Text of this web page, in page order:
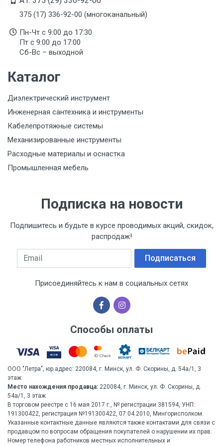
в сопроводительной документации к товару и
предоставляются по запросу покупателя
375 (17) 336-92-00 (многоканальный)
Пн-Чт с 9:00 до 17:30
Пт с 9:00 до 17:00
Сб-Вс – выходной
Каталог
Диэлектрический инструмент
Инженерная сантехника и инструменты
Кабелепротяжные системы
Механизированные инструменты
Расходные материалы и оснастка
Промышленная мебель
Подписка на новости
Подпишитесь и будьте в курсе проводимых акций, скидок,
распродаж!
Email Подписаться
Присоединяйтесь к нам в социальных сетях
Способы оплаты
ООО "Летра", юр.адрес: 220084, г. Минск, ул. Ф. Скорины, д. 54а/1, 3
этаж
Место нахождения продавца: 220084, г. Минск, ул. Ф. Скорины, д.
54а/1, 3 этаж
В торговом реестре с 16 мая 2017 г., № регистрации 381594, УНП:
191300422, регистрация №191300422, 07.04.2010, Мингорисполком.
Указанные контактные данные являются также контактами для связи с
продавцом по вопросам обращения покупателей о нарушении их прав.
Номер телефона работников местных исполнительных и